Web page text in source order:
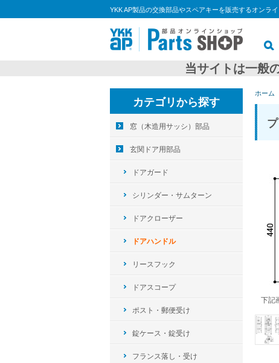
YKK AP製品の交換部品やスペアキーを販売するオンライ
当サイトは一般
ホーム
下記
カテゴリから探す
窓（木造用サッシ）部品
玄関ドア用部品
ドアガード
シリンダー・サムターン
ドアクローザー
ドアハンドル
リースフック
ドアスコープ
ポスト・郵便受け
錠ケース・錠受け
フランス落し・受け